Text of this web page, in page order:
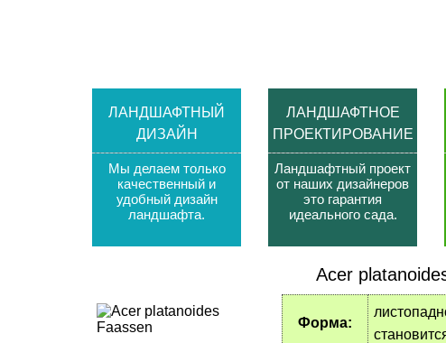
Acer
Форма:
ЛАНДШАФТНЫЙ
ДИЗАЙН
Мы делаем только
качественный и
удобный дизайн
ландшафта.
ЛАНДШАФТНОЕ
ПРОЕКТИРОВАНИЕ
Ландшафтный проект
от наших дизайнеров
это гарантия
идеального сада.